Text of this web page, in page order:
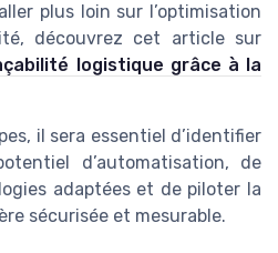
plus loin sur l’optimisation
découvrez cet article sur
logistique grâce à la
il sera essentiel d’identifier
d’automatisation, de
adaptées et de piloter la
sécurisée et mesurable.